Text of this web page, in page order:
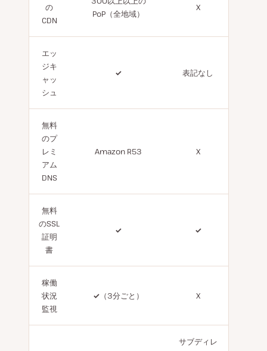
の
CDN
PoP（全地域）
X
エッ
ジキ
ャッ
シュ
✓ 表記なし
無料
のプ
レミ
アム
DNS
Amazon R53 X
無料
のSSL
証明
書
✓ ✓
稼働
状況
監視
✓ （3分ごと） X
サブディレ